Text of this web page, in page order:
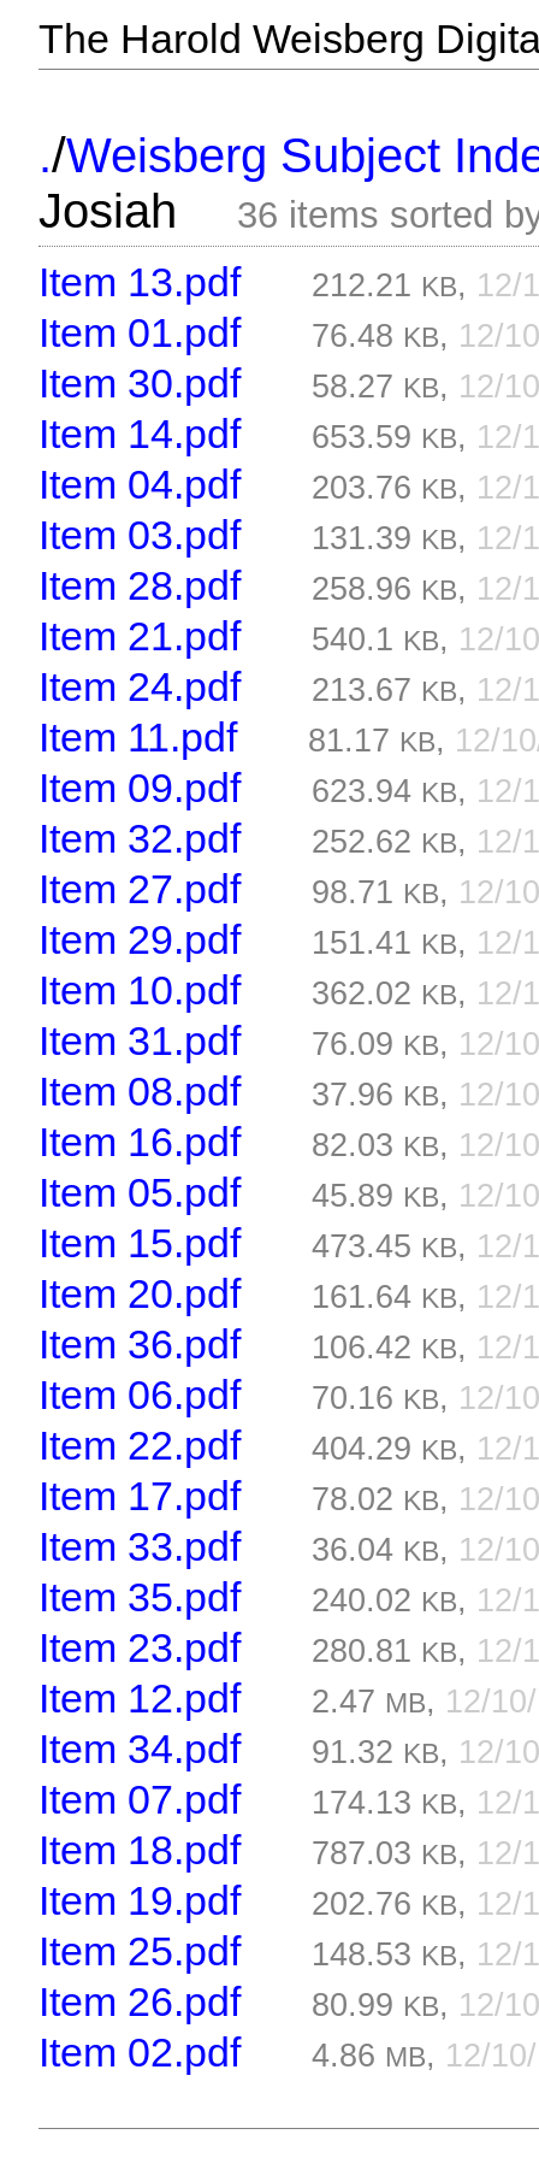
The Harold Weisberg
./Weisberg Subject
Josiah
36 items sorted
Item 13.pdf 212.21 KB, 12/
Item 01.pdf 76.48 KB, 12/
Item 30.pdf 58.27 KB, 12/
Item 14.pdf 653.59 KB, 12/
Item 04.pdf 203.76 KB, 12/
Item 03.pdf 131.39 KB, 12/
Item 28.pdf 258.96 KB, 12/
Item 21.pdf 540.1 KB, 12/
Item 24.pdf 213.67 KB, 12/
Item 11.pdf 81.17 KB, 12/
Item 09.pdf 623.94 KB, 12/
Item 32.pdf 252.62 KB, 12/
Item 27.pdf 98.71 KB, 12/
Item 29.pdf 151.41 KB, 12/
Item 10.pdf 362.02 KB, 12/
Item 31.pdf 76.09 KB, 12/
Item 08.pdf 37.96 KB, 12/
Item 16.pdf 82.03 KB, 12/
Item 05.pdf 45.89 KB, 12/
Item 15.pdf 473.45 KB, 12/
Item 20.pdf 161.64 KB, 12/
Item 36.pdf 106.42 KB, 12/
Item 06.pdf 70.16 KB, 12/
Item 22.pdf 404.29 KB, 12/
Item 17.pdf 78.02 KB, 12/
Item 33.pdf 36.04 KB, 12/
Item 35.pdf 240.02 KB, 12/
Item 23.pdf 280.81 KB, 12/
Item 12.pdf 2.47 MB, 12/
Item 34.pdf 91.32 KB, 12/
Item 07.pdf 174.13 KB, 12/
Item 18.pdf 787.03 KB, 12/
Item 19.pdf 202.76 KB, 12/
Item 25.pdf 148.53 KB, 12/
Item 26.pdf 80.99 KB, 12/
Item 02.pdf 4.86 MB, 12/